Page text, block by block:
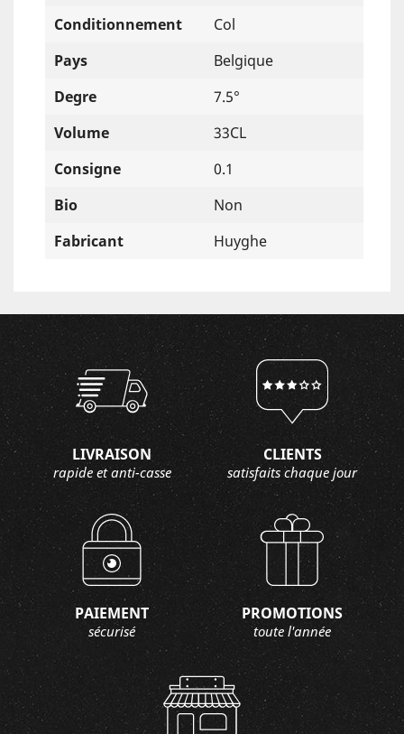
Conditionnement
Col
Pays
Belgique
Degre
7.5°
Volume
33CL
Consigne
0.1
Bio
Non
Fabricant
Huyghe
LIVRAISON
rapide et anti-casse
CLIENTS
satisfaits chaque jour
PAIEMENT
sécurisé
PROMOTIONS
toute l'année